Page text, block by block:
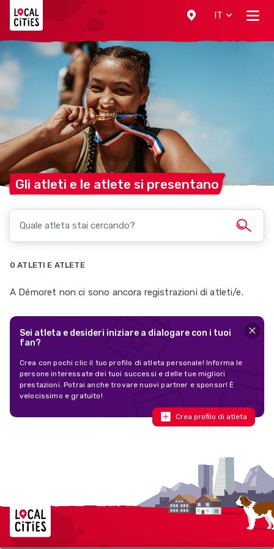
IT
Gli atleti e le atlete si presentano
0 ATLETI E ATLETE
A Démoret non ci sono ancora registrazioni di atleti/e.
Sei atleta e desideri iniziare a dialogare con i tuoi
fan?
Crea con pochi clic il tuo profilo di atleta personale! Informa le
persone interessate dei tuoi successi e delle tue migliori
prestazioni. Potrai anche trovare nuovi partner e sponsor! È
velocissimo e gratuito!
Crea profilo di atleta
Localcities